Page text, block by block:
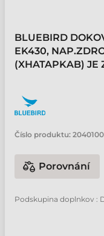
BLUEBIRD
EK430,
(XHATAPKAB) JE
Číslo produktu:
Porovnání
Podskupina doplnkov :